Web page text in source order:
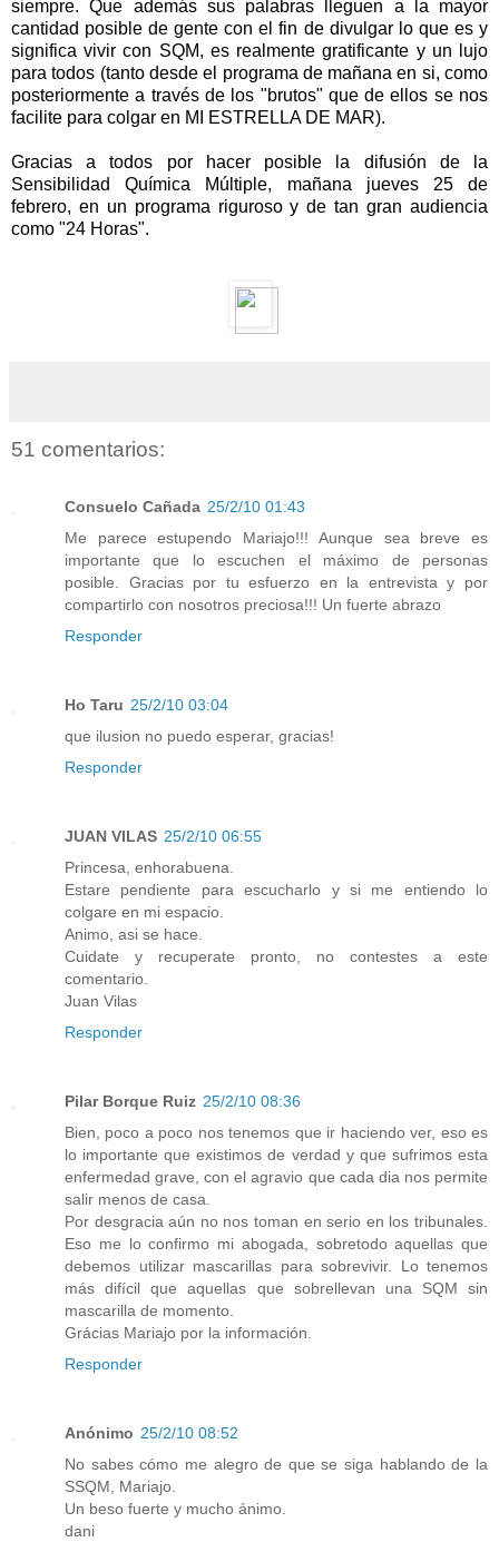
siempre. Que además sus palabras lleguen a la mayor
cantidad posible de gente con el fin de divulgar lo que es y
significa vivir con SQM, es realmente gratificante y un lujo
para todos (tanto desde el programa de mañana en si, como
posteriormente a través de los "brutos" que de ellos se nos
facilite para colgar en MI ESTRELLA DE MAR).
Gracias a todos por hacer posible la difusión de la
Sensibilidad Química Múltiple, mañana jueves 25 de
febrero, en un programa riguroso y de tan gran audiencia
como "24 Horas".
51 comentarios:
Consuelo Cañada 25/2/10 01:43
Me parece estupendo Mariajo!!! Aunque sea breve es
importante que lo escuchen el máximo de personas
posible. Gracias por tu esfuerzo en la entrevista y por
compartirlo con nosotros preciosa!!! Un fuerte abrazo
Responder
Ho Taru 25/2/10 03:04
que ilusion no puedo esperar, gracias!
Responder
JUAN VILAS 25/2/10 06:55
Princesa, enhorabuena.
Estare pendiente para escucharlo y si me entiendo lo
colgare en mi espacio.
Animo, asi se hace.
Cuidate y recuperate pronto, no contestes a este
comentario.
Juan Vilas
Responder
Pilar Borque Ruiz 25/2/10 08:36
Bien, poco a poco nos tenemos que ir haciendo ver, eso es
lo importante que existimos de verdad y que sufrimos esta
enfermedad grave, con el agravio que cada dia nos permite
salir menos de casa.
Por desgracia aún no nos toman en serio en los tribunales.
Eso me lo confirmo mi abogada, sobretodo aquellas que
debemos utilizar mascarillas para sobrevivir. Lo tenemos
más difícil que aquellas que sobrellevan una SQM sin
mascarilla de momento.
Grácias Mariajo por la información.
Responder
Anónimo 25/2/10 08:52
No sabes cómo me alegro de que se siga hablando de la
SSQM, Mariajo.
Un beso fuerte y mucho ánimo.
dani